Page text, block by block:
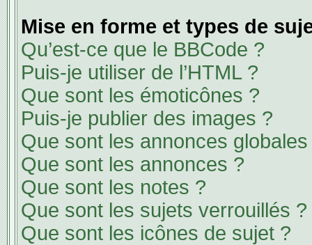
Mise en forme et types de
Qu’est-ce que le BBCode ?
Puis-je utiliser de l’HTML ?
Que sont les émoticônes ?
Puis-je publier des images ?
Que sont les annonces globales
Que sont les annonces ?
Que sont les notes ?
Que sont les sujets verrouillés ?
Que sont les icônes de sujet ?